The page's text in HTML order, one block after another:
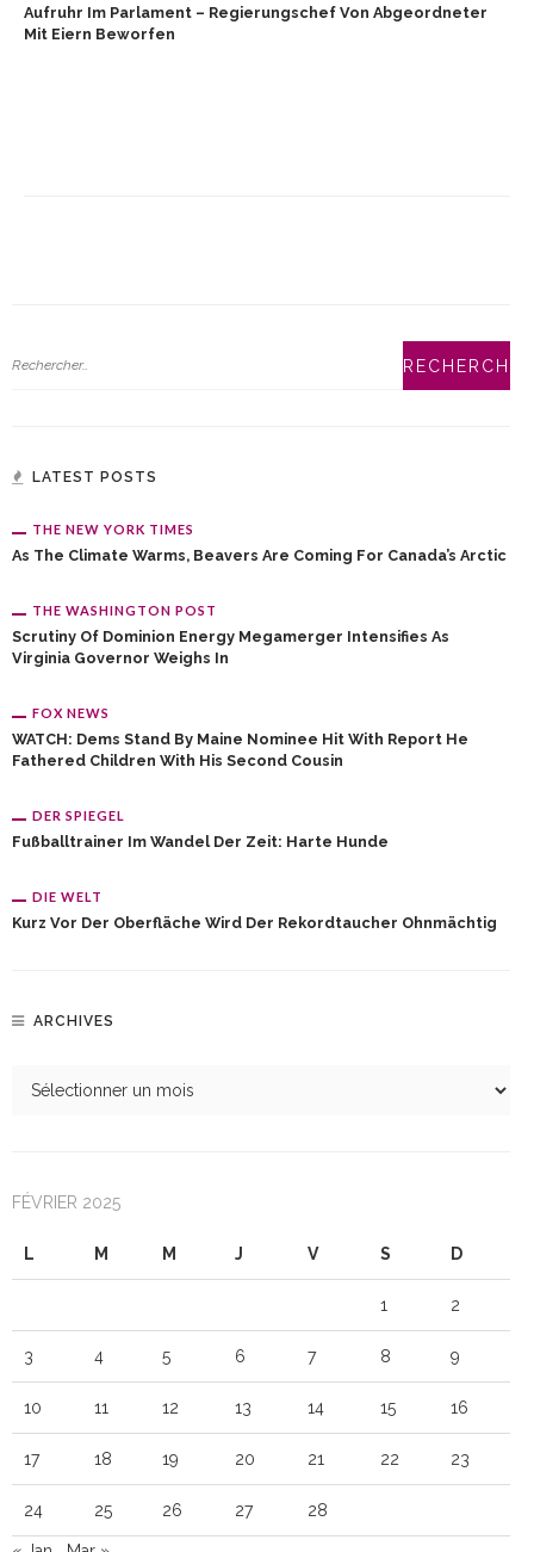
Aufruhr Im Parlament – Regierungschef Von Abgeordneter
Mit Eiern Beworfen
LATEST POSTS
THE NEW YORK TIMES
As The Climate Warms, Beavers Are Coming For Canada’s Arctic
THE WASHINGTON POST
Scrutiny Of Dominion Energy Megamerger Intensifies As
Virginia Governor Weighs In
FOX NEWS
WATCH: Dems Stand By Maine Nominee Hit With Report He
Fathered Children With His Second Cousin
DER SPIEGEL
Fußballtrainer Im Wandel Der Zeit: Harte Hunde
DIE WELT
Kurz Vor Der Oberfläche Wird Der Rekordtaucher Ohnmächtig
ARCHIVES
FÉVRIER 2025
L M M J V S D
1 2
3 4 5 6 7 8 9
10 11 12 13 14 15 16
17 18 19 20 21 22 23
24 25 26 27 28